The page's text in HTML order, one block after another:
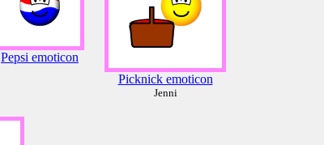
Pepsi emoticon
Picknick emoticon
Jenni